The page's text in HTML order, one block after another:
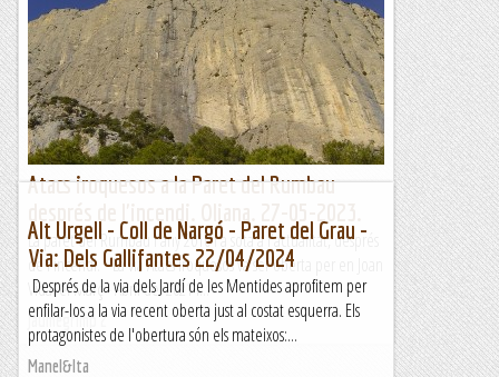
Després d'obrir la primera via en aquesta paret que encara
no té nom, n'obro la segona amb unes característiques molt
similars: ponts de roca i flotants a dojo, i les...
Romàntic Guerrer
Atacs iroquesos a la Paret del Rumbau
La paret del Rumbau l'any 2010 i a sota a l'actualitat, després
de l'incendi. La via Atacs Iroquesos va ser oberta per en Joan
Vidal el Març - Abril del 2021 i...
Jaumegrimp 2
Alt Urgell - Coll de Nargó - Paret del Grau -
Via: Dels Gallifantes 22/04/2024
Després de la via dels Jardí de les Mentides aprofitem per
enfilar-los a la via recent oberta just al costat esquerra. Els
protagonistes de l'obertura són els mateixos:...
Manel&Ita